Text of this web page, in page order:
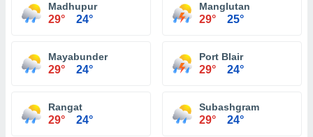
Madhupur
29° 24°
Manglutan
29° 25°
Mayabunder
29° 24°
Port Blair
29° 24°
Rangat
29° 24°
Subashgram
29° 24°